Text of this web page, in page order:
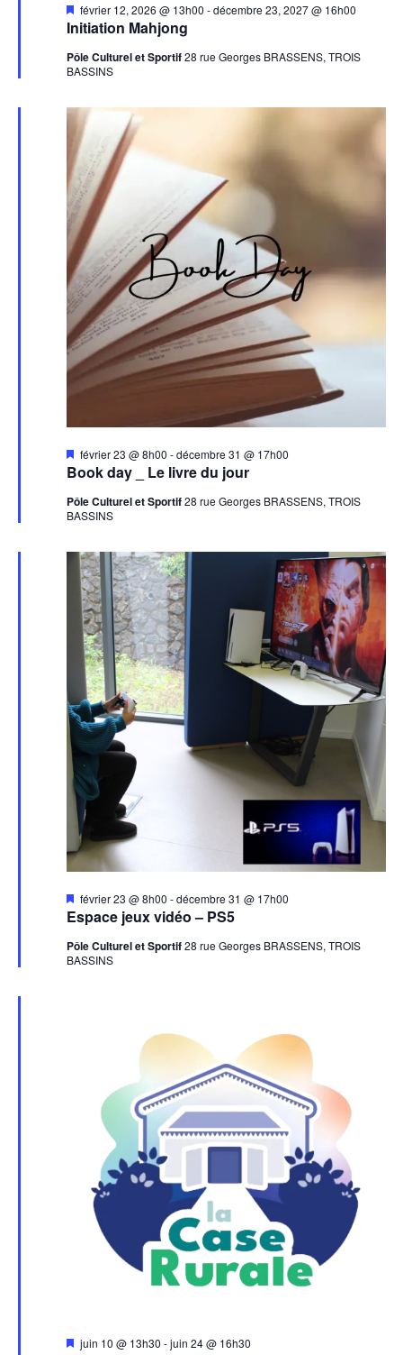
Initiation Mahjong
Mis
en
avant
février 12, 2026 @ 13h00 -décembre 23, 2027 @ 16h00
Pôle Culturel et Sportif28 rue Georges BRASSENS, TROIS
BASSINS
Book day _ Le livre du jour
Mis
en
avant
février 23 @ 8h00 -décembre 31 @ 17h00
Pôle Culturel et Sportif28 rue Georges BRASSENS, TROIS
BASSINS
Espace jeux vidéo – PS5
Mis
en
avant
février 23 @ 8h00 -décembre 31 @ 17h00
Pôle Culturel et Sportif28 rue Georges BRASSENS, TROIS
BASSINS
Mis
juin 10 @ 13h30 -juin 24 @ 16h30